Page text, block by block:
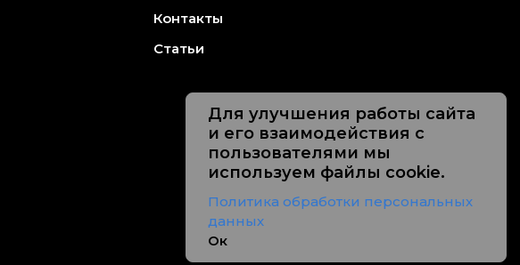
Контакты
Статьи
Для улучшения работы сайта
и его взаимодействия с
пользователями мы
используем файлы cookie.
Политика обработки персональных
данных
Ок